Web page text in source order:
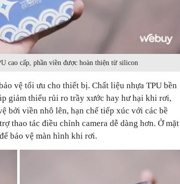
cao cấp, phần viền được hoàn thiện từ silicon
vệ tối ưu cho thiết bị. Chất liệu nhựa TPU bền
giảm thiểu rủi ro trầy xước hay hư hại khi rơi,
bởi viền nhô lên, hạn chế tiếp xúc với các bề
thao tác điều chỉnh camera dễ dàng hơn. Ở mặt
bảo vệ màn hình khi rơi.